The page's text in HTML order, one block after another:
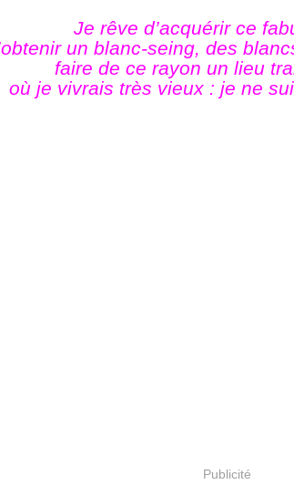
Je rêve d’acquérir ce
un blanc-seing, des
faire de ce rayon un lieu
où je vivrais très vieux : je ne
Publicité